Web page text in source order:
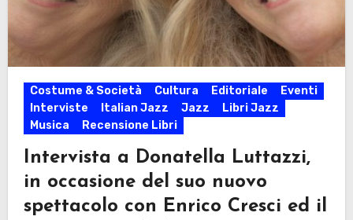
Costume & Società Cultura Editoriale
Eventi
Interviste
Italian Jazz Jazz
Libri Jazz
Musica
Recensione Libri
Intervista a Donatella Luttazzi,
in occasione del suo nuovo
spettacolo con Enrico Cresci ed il